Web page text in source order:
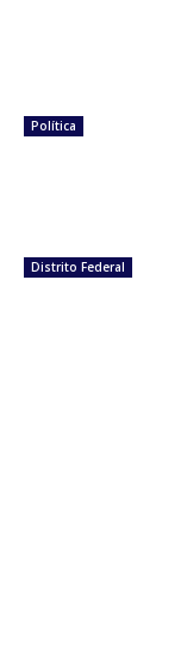
Política
Distrito Federal